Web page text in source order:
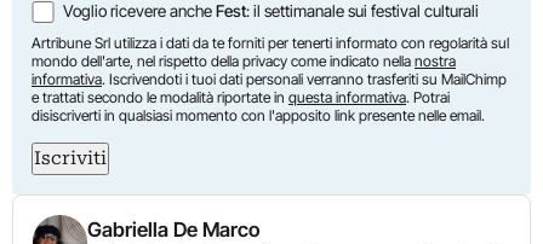
Voglio ricevere ancheFest: il settimanale sui festival culturali
Artribune Srl utilizza i dati da te forniti per tenerti informato con regolarità sul
mondo dell'arte, nel rispetto della privacy come indicato nella nostra
informativa. Iscrivendoti i tuoi dati personali verranno trasferiti su MailChimp
e trattati secondo le modalità riportate in questa informativa. Potrai
disiscriverti in qualsiasi momento con l'apposito link presente nelle email.
Iscriviti
Gabriella De Marco